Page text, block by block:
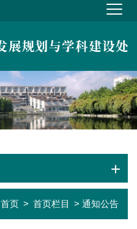
首页 > 首页栏目 > 通知公告